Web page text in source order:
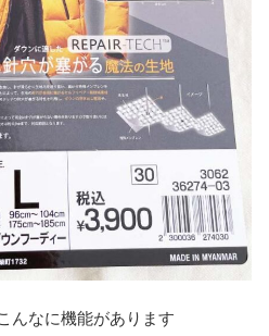
んなに機能があります